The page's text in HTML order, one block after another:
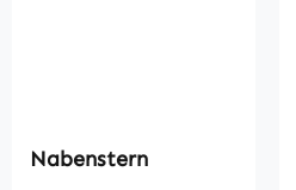
Nabenstern